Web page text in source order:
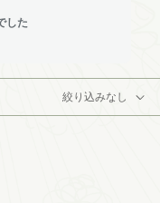
した
絞り込みなし